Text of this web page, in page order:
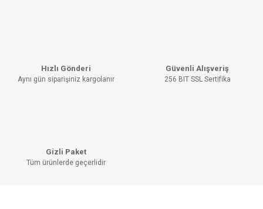
Hızlı Gönderi
Aynı gün siparişiniz kargolanır
Güvenli Alışveriş
256 BIT SSL Sertifika
Gizli Paket
Tüm ürünlerde geçerlidir